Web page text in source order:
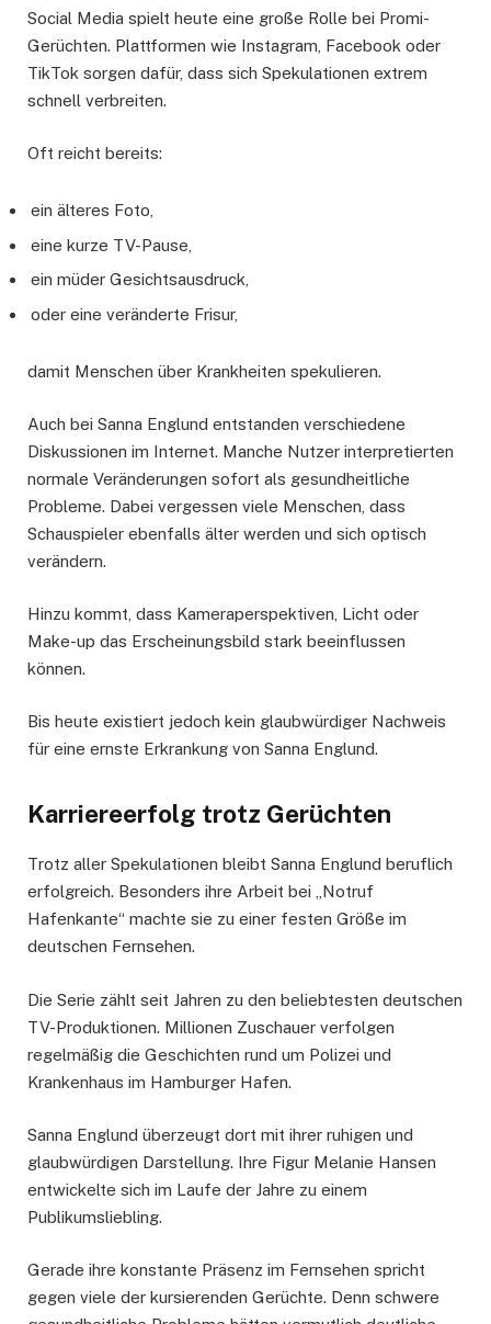
Social Media spielt heute eine große Rolle bei Promi-
Gerüchten. Plattformen wie Instagram, Facebook oder
TikTok sorgen dafür, dass sich Spekulationen extrem
schnell verbreiten.
Oft reicht bereits:
ein älteres Foto,
eine kurze TV-Pause,
ein müder Gesichtsausdruck,
oder eine veränderte Frisur,
damit Menschen über Krankheiten spekulieren.
Auch bei Sanna Englund entstanden verschiedene
Diskussionen im Internet. Manche Nutzer interpretierten
normale Veränderungen sofort als gesundheitliche
Probleme. Dabei vergessen viele Menschen, dass
Schauspieler ebenfalls älter werden und sich optisch
verändern.
Hinzu kommt, dass Kameraperspektiven, Licht oder
Make-up das Erscheinungsbild stark beeinflussen
können.
Bis heute existiert jedoch kein glaubwürdiger Nachweis
für eine ernste Erkrankung von Sanna Englund.
Karriereerfolg trotz Gerüchten
Trotz aller Spekulationen bleibt Sanna Englund beruflich
erfolgreich. Besonders ihre Arbeit bei „Notruf
Hafenkante“ machte sie zu einer festen Größe im
deutschen Fernsehen.
Die Serie zählt seit Jahren zu den beliebtesten deutschen
TV-Produktionen. Millionen Zuschauer verfolgen
regelmäßig die Geschichten rund um Polizei und
Krankenhaus im Hamburger Hafen.
Sanna Englund überzeugt dort mit ihrer ruhigen und
glaubwürdigen Darstellung. Ihre Figur Melanie Hansen
entwickelte sich im Laufe der Jahre zu einem
Publikumsliebling.
Gerade ihre konstante Präsenz im Fernsehen spricht
gegen viele der kursierenden Gerüchte. Denn schwere